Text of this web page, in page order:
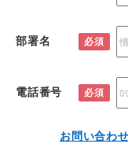
部署名 必須
電話番号 必須
お問い合わ